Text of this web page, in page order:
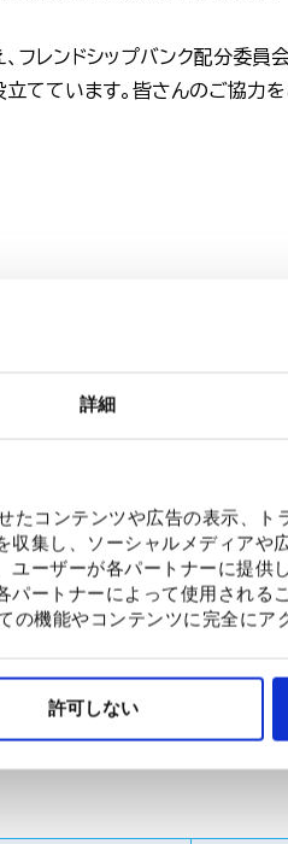
詳細
たコンテンツや広告の表示、ト
集し、ソーシャルメディアや
ーザーが各パートナーに提供
ートナーによって使用される
機能やコンテンツに完全にア
許可しない
レンドシップバンク配分委員
てています。皆さんのご協力を
会からの報告につ
）
人）
エア等（物的支援）を被災地や